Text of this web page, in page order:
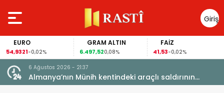
Giriş
Yap
EURO
54,9321-0,02%
GRAM ALTIN
6.497,520,08%
FAİZ
41,53-0,02%
FIFA
6 Ağustos 2026 - 21:37
Almanya’nın Münih kentindeki araçlı saldırının
sanığına ömür boyu hapis cezası